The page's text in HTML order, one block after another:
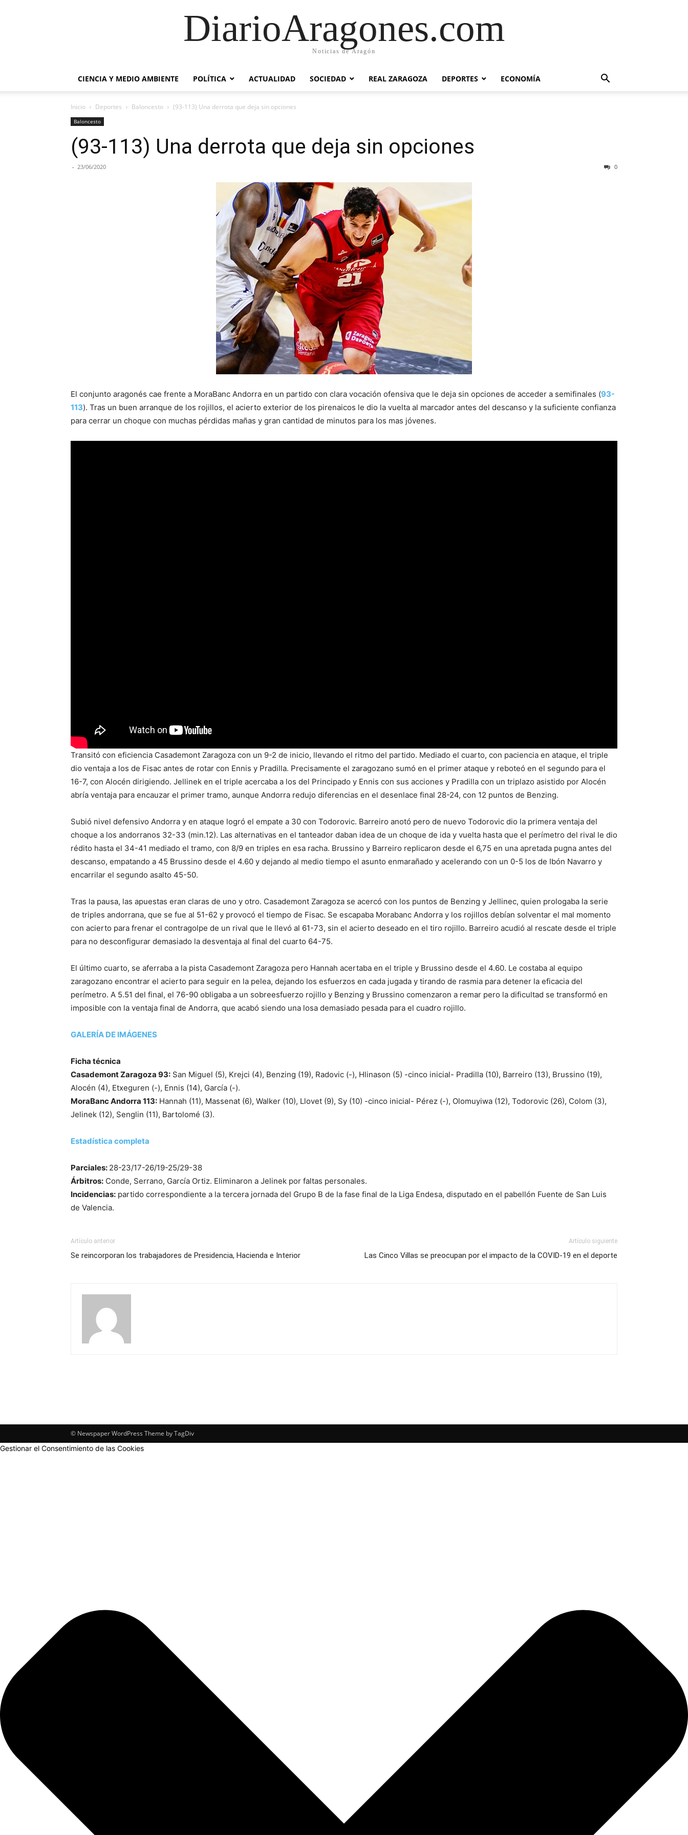
DiarioAragones.com
Noticias de Aragón
CIENCIA Y MEDIO AMBIENTE POLÍTICA ACTUALIDAD SOCIEDAD REAL ZARAGOZA DEPORTES ECONOMÍA
Inicio Deportes Baloncesto (93-113) Una derrota que deja sin opciones
Baloncesto
(93-113) Una derrota que deja sin opciones
- 23/06/2020 0
El conjunto aragonés cae frente a MoraBanc Andorra en un partido con clara vocación ofensiva que le deja sin opciones de acceder a semifinales (93-
113). Tras un buen arranque de los rojillos, el acierto exterior de los pirenaicos le dio la vuelta al marcador antes del descanso y la suficiente confianza
para cerrar un choque con muchas pérdidas mañas y gran cantidad de minutos para los mas jóvenes.
Transitó con eficiencia Casademont Zaragoza con un 9-2 de inicio, llevando el ritmo del partido. Mediado el cuarto, con paciencia en ataque, el triple
dio ventaja a los de Fisac antes de rotar con Ennis y Pradilla. Precisamente el zaragozano sumó en el primer ataque y reboteó en el segundo para el
16-7, con Alocén dirigiendo. Jellinek en el triple acercaba a los del Principado y Ennis con sus acciones y Pradilla con un triplazo asistido por Alocén
abría ventaja para encauzar el primer tramo, aunque Andorra redujo diferencias en el desenlace final 28-24, con 12 puntos de Benzing.
Subió nivel defensivo Andorra y en ataque logró el empate a 30 con Todorovic. Barreiro anotó pero de nuevo Todorovic dio la primera ventaja del
choque a los andorranos 32-33 (min.12). Las alternativas en el tanteador daban idea de un choque de ida y vuelta hasta que el perímetro del rival le dio
rédito hasta el 34-41 mediado el tramo, con 8/9 en triples en esa racha. Brussino y Barreiro replicaron desde el 6,75 en una apretada pugna antes del
descanso, empatando a 45 Brussino desde el 4.60 y dejando al medio tiempo el asunto enmarañado y acelerando con un 0-5 los de Ibón Navarro y
encarrilar el segundo asalto 45-50.
Tras la pausa, las apuestas eran claras de uno y otro. Casademont Zaragoza se acercó con los puntos de Benzing y Jellinec, quien prologaba la serie
de triples andorrana, que se fue al 51-62 y provocó el tiempo de Fisac. Se escapaba Morabanc Andorra y los rojillos debían solventar el mal momento
con acierto para frenar el contragolpe de un rival que le llevó al 61-73, sin el acierto deseado en el tiro rojillo. Barreiro acudió al rescate desde el triple
para no desconfigurar demasiado la desventaja al final del cuarto 64-75.
El último cuarto, se aferraba a la pista Casademont Zaragoza pero Hannah acertaba en el triple y Brussino desde el 4.60. Le costaba al equipo
zaragozano encontrar el acierto para seguir en la pelea, dejando los esfuerzos en cada jugada y tirando de rasmia para detener la eficacia del
perímetro. A 5.51 del final, el 76-90 obligaba a un sobreesfuerzo rojillo y Benzing y Brussino comenzaron a remar pero la dificultad se transformó en
imposible con la ventaja final de Andorra, que acabó siendo una losa demasiado pesada para el cuadro rojillo.
GALERÍA DE IMÁGENES
Ficha técnica
Casademont Zaragoza 93: San Miguel (5), Krejci (4), Benzing (19), Radovic (-), Hlinason (5) -cinco inicial- Pradilla (10), Barreiro (13), Brussino (19),
Alocén (4), Etxeguren (-), Ennis (14), García (-).
MoraBanc Andorra 113: Hannah (11), Massenat (6), Walker (10), Llovet (9), Sy (10) -cinco inicial- Pérez (-), Olomuyiwa (12), Todorovic (26), Colom (3),
Jelinek (12), Senglin (11), Bartolomé (3).
Estadística completa
Parciales: 28-23/17-26/19-25/29-38
Árbitros: Conde, Serrano, García Ortiz. Eliminaron a Jelinek por faltas personales.
Incidencias: partido correspondiente a la tercera jornada del Grupo B de la fase final de la Liga Endesa, disputado en el pabellón Fuente de San Luis
de Valencia.
Artículo anterior
Se reincorporan los trabajadores de Presidencia, Hacienda e Interior
Artículo siguiente
Las Cinco Villas se preocupan por el impacto de la COVID-19 en el deporte
© Newspaper WordPress Theme by TagDiv
Gestionar el Consentimiento de las Cookies